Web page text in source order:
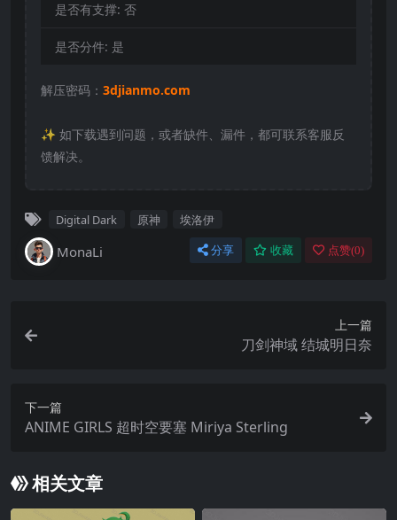
是否有支撑: 否
是否分件: 是
解压密码： 3djianmo.com
✨️ 如下载遇到问题，或者缺件、漏件，都可联系客服反
馈解决。
Digital Dark 原神 埃洛伊
MonaLi 分享 收藏 点赞(0)
上一篇
刀剑神域 结城明日奈
下一篇
ANIME GIRLS 超时空要塞 Miriya Sterling
相关文章